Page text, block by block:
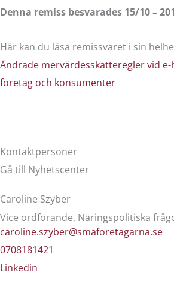
Denna remiss besvarades 15/10 –
Här kan du läsa remissvaret i sin
Ändrade mervärdesskatteregler vid
företag och konsumenter
Kontaktpersoner
Gå till Nyhetscenter
Caroline Szyber
Vice ordförande, Näringspolitiska
caroline.szyber@smaforetagarna.se
0708181421
Linkedin